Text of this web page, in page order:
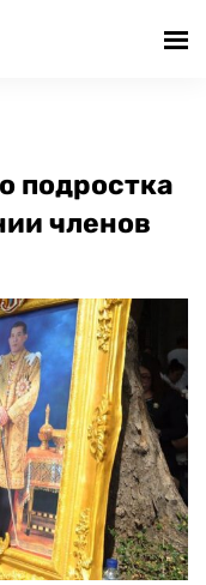
подростка
членов